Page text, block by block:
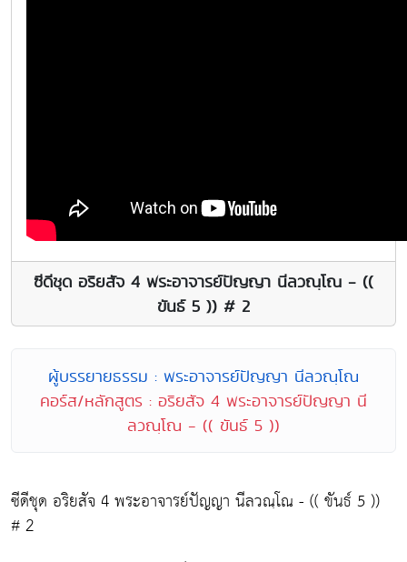
ซีดีชุด อริยสัจ 4 พระอาจารย์ปัญญา นีลวณฺโณ - ((
ขันธ์ 5 )) # 2
ผู้บรรยายธรรม : พระอาจารย์ปัญญา นีลวณฺโณ
คอร์ส/หลักสูตร : อริยสัจ 4 พระอาจารย์ปัญญา นี
ลวณฺโณ - (( ขันธ์ 5 ))
ซีดีชุด อริยสัจ 4 พระอาจารย์ปัญญา นีลวณฺโณ - (( ขันธ์ 5 ))
# 2